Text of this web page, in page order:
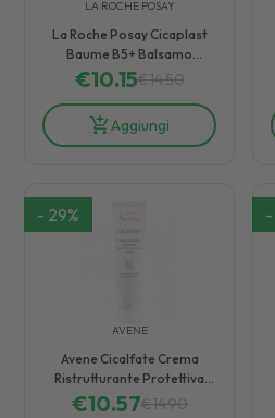
LA ROCHE POSAY
La Roche Posay Cicaplast
Baume B5+ Balsamo
Riparatore Adulti e Bambini
€10.15€14.50
Aggiungi
- 29%
AVENE
Avene Cicalfate Crema
Ristrutturante Protettiva
Adulti Bambini Bebè 40 ml
€10.57€14.90
-